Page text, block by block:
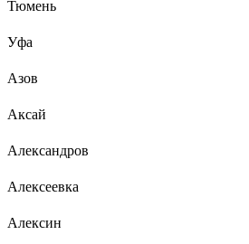
Тюмень
Уфа
Азов
Аксай
Александров
Алексеевка
Алексин